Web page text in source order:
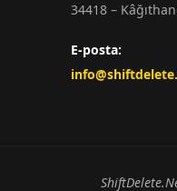
34418 –
E-posta: